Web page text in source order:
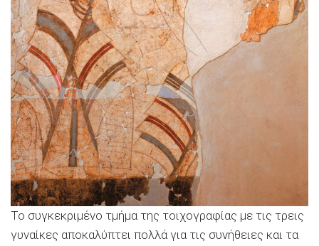
Το συγκεκριμένο τμήμα της τοιχογραφίας με τις τρεις
γυναίκες αποκαλύπτει πολλά για τις συνήθειες και τα